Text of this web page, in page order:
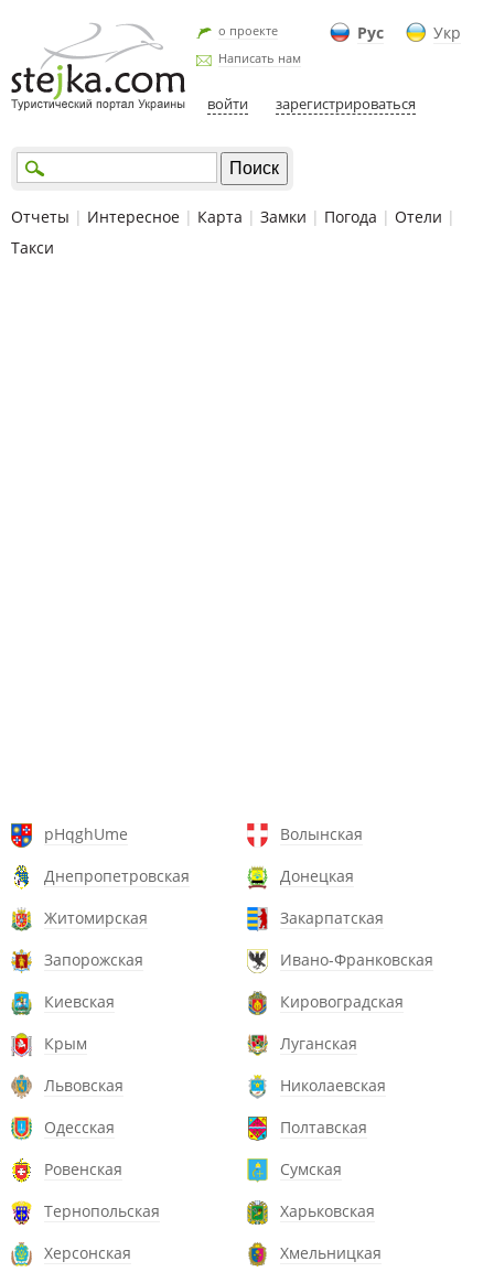
Рус Укр
о проекте
Написать нам
войти зарегистрироваться
Отчеты | Интересное | Карта | Замки | Погода | Отели |
Такси
pHqghUme
Волынская
Днепропетровская
Донецкая
Житомирская
Закарпатская
Запорожская
Ивано-Франковская
Киевская
Кировоградская
Крым
Луганская
Львовская
Николаевская
Одесская
Полтавская
Ровенская
Сумская
Тернопольская
Харьковская
Херсонская
Хмельницкая